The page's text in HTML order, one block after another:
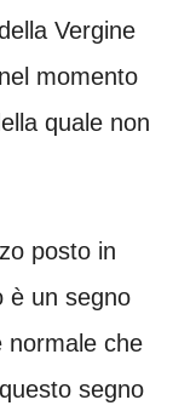
Vergine
momento
quale non
posto in
è un segno
normale che
segno